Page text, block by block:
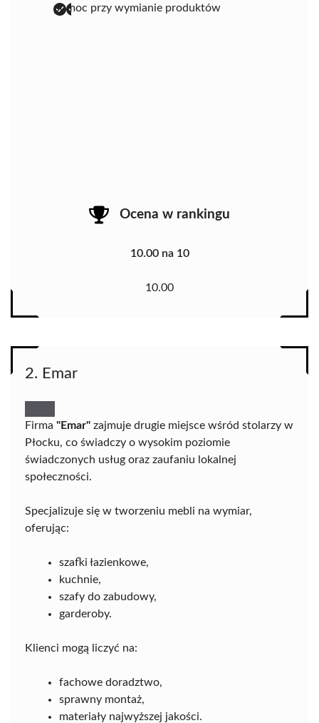
pomoc przy wymianie produktów
Ocena w rankingu
10.00 na 10
10.00
2. Emar
Firma "Emar" zajmuje drugie miejsce wśród stolarzy w
Płocku, co świadczy o wysokim poziomie
świadczonych usług oraz zaufaniu lokalnej
społeczności.
Specjalizuje się w tworzeniu mebli na wymiar,
oferując:
szafki łazienkowe,
kuchnie,
szafy do zabudowy,
garderoby.
Klienci mogą liczyć na:
fachowe doradztwo,
sprawny montaż,
materiały najwyższej jakości.